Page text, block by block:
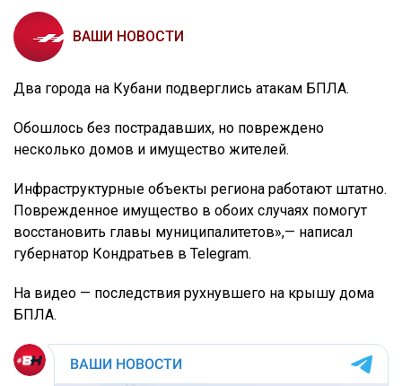
ВАШИ НОВОСТИ
Два города на Кубани подверглись атакам БПЛА.
Обошлось без пострадавших, но повреждено
несколько домов и имущество жителей.
Инфраструктурные объекты региона работают штатно.
Поврежденное имущество в обоих случаях помогут
восстановить главы муниципалитетов»,— написал
губернатор Кондратьев в Telegram.
На видео — последствия рухнувшего на крышу дома
БПЛА.